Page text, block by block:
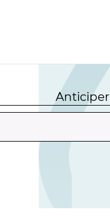
Anticiper